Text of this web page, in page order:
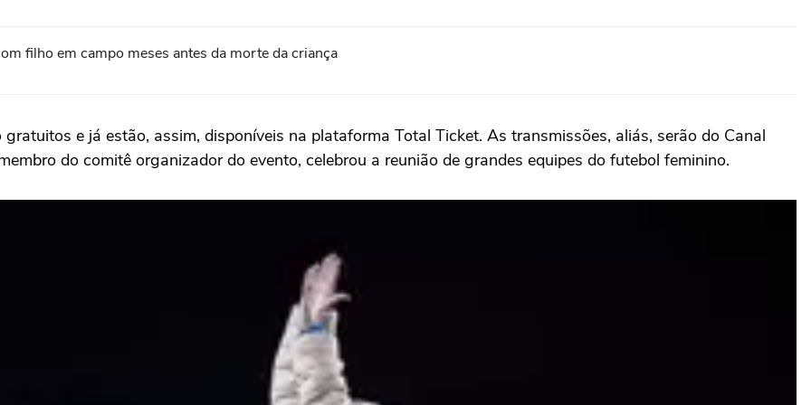
filho em campo meses antes da morte da criança
e já estão, assim, disponíveis na plataforma Total Ticket. As transmissões, aliás, serão do Canal
do comitê organizador do evento, celebrou a reunião de grandes equipes do futebol feminino.